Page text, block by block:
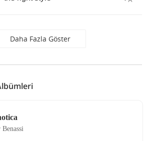
Daha Fazla Göster
Benassi